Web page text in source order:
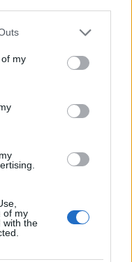
my
of my
with the
očekivanjima
na Mundijalu, a
objekti već su
kako bi
utakmicu.